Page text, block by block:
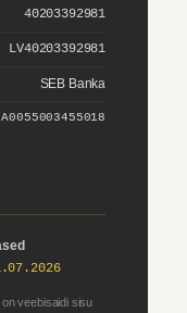
40203392981
LV40203392981
SEB Banka
veebisaidi sisu